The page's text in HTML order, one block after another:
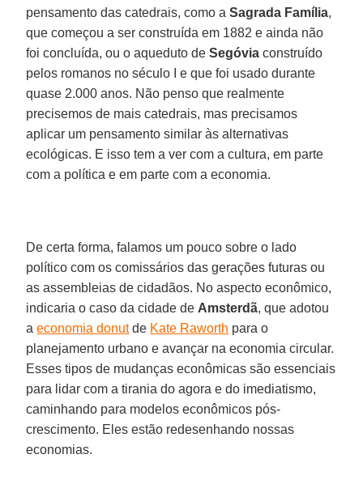
pensamento das catedrais, como aSagrada Família,
que começou a ser construída em 1882 e ainda não
foi concluída, ou o aqueduto deSegóvia construído
pelos romanos no século I e que foi usado durante
quase 2.000 anos. Não penso que realmente
precisemos de mais catedrais, mas precisamos
aplicar um pensamento similar às alternativas
ecológicas. E isso tem a ver com a cultura, em parte
com a política e em parte com a economia.
De certa forma, falamos um pouco sobre o lado
político com os comissários das gerações futuras ou
as assembleias de cidadãos. No aspecto econômico,
indicaria o caso da cidade de Amsterdã, que adotou
aeconomia donutde Kate Raworth para o
planejamento urbano e avançar na economia circular.
Esses tipos de mudanças econômicas são essenciais
para lidar com a tirania do agora e do imediatismo,
caminhando para modelos econômicos pós-
crescimento. Eles estão redesenhando nossas
economias.